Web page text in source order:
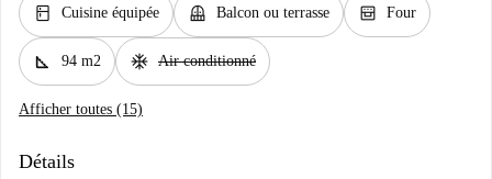
kitchen Cuisine équipée balcony Balcon ou terrasse oven_gen Four
square_foot 94 m2 ac_unit Air conditionné
Afficher toutes (15)
Détails